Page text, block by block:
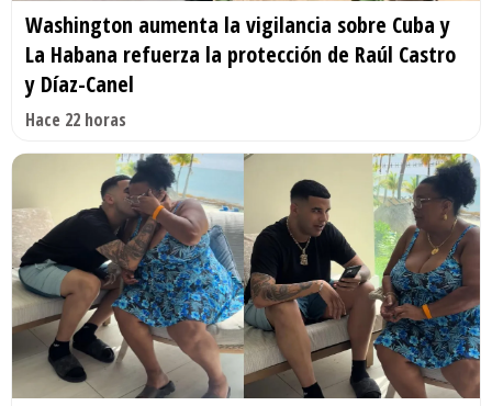
Washington aumenta la vigilancia sobre Cuba y
La Habana refuerza la protección de Raúl Castro
y Díaz-Canel
Hace 22 horas